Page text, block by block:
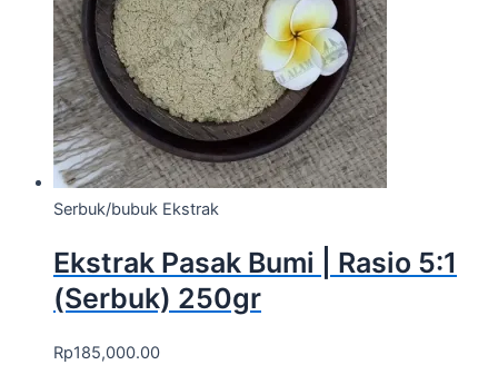
Serbuk/bubuk Ekstrak
Ekstrak Pasak Bumi | Rasio 5:1
(Serbuk) 250gr
Rp185,000.00